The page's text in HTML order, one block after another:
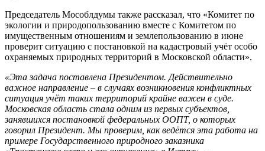
Председатель Мособлдумы также рассказал, что «Комитет по
экологии и природопользованию вместе с Комитетом по
имущественным отношениям и землепользованию в июне
проверит ситуацию с постановкой на кадастровый учёт особо
охраняемых природных территорий в Московской области».
«Эта задача поставлена Президентом. Действительно
важное направление – в случаях возникновения конфликтных
ситуация учёт таких территорий крайне важен в суде.
Московская область стала одним из первых субъектов,
занявшихся постановкой федеральных ООПТ, о которых
говорил Президент. Мы проверим, как ведётся эта работа на
примере Государственного природного заказника